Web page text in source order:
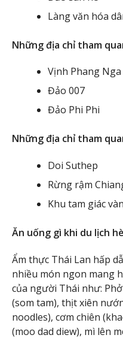
Làng văn hóa
Những địa chỉ tham
Vịnh Phang Nga
Đảo 007
Đảo Phi Phi
Những địa chỉ tham
Doi Suthep
Rừng rậm
Khu tam giác
Ăn uống gì khi du lịch
Ẩm thực Thái Lan hấp
nhiều món ngon mang
của người Thái như:
(som tam), thịt xiên
noodles), cơm chiên
(moo dad diew), mì lên